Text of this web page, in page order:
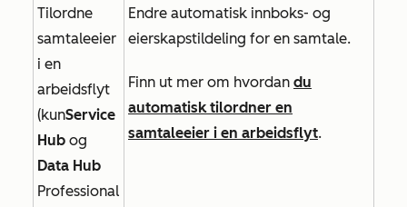
Tilordne
samtaleeier
i en
arbeidsflyt
(kunService
Hub og
Data Hub
Professional
Endre automatisk innboks- og
eierskapstildeling for en samtale.
Finn ut mer om hvordan du
automatisk tilordner en
samtaleeier i en arbeidsflyt.